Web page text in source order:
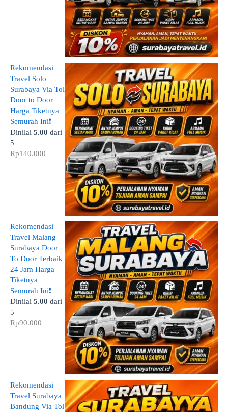
Rekomendasi
Travel Solo
Surabaya Via Tol
Door to Door
Harga Tiketnya
Semurah Ini❗
Dinilai 5.00 dari
5
Rp140.000
Rekomendasi
Travel Malang
Surabaya Door
To Door Terbaik
24 Jam Harga
Tiketnya
Semurah Ini❗
Dinilai 5.00 dari
5
Rp90.000
Rekomendasi
Travel Surabaya
Bandung Via Tol